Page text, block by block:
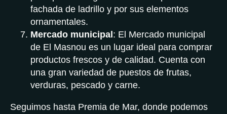
fachada de ladrillo y por sus elementos
ornamentales.
Mercado municipal : El Mercado municipal
de El Masnou es un lugar ideal para comprar
productos frescos y de calidad. Cuenta con
una gran variedad de puestos de frutas,
verduras, pescado y carne.
Seguimos hasta Premia de Mar, donde podemos